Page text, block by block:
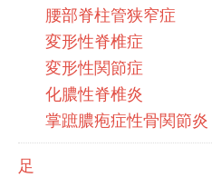
腰部脊柱管狭窄症
変形性脊椎症
変形性関節症
化膿性脊椎炎
掌蹠膿疱症性骨関節炎
足